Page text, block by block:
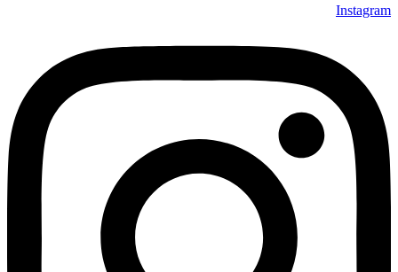
Instagram